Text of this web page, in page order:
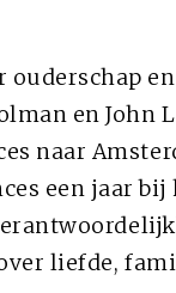
ouderschap
en John
naar
een jaar
liefde,